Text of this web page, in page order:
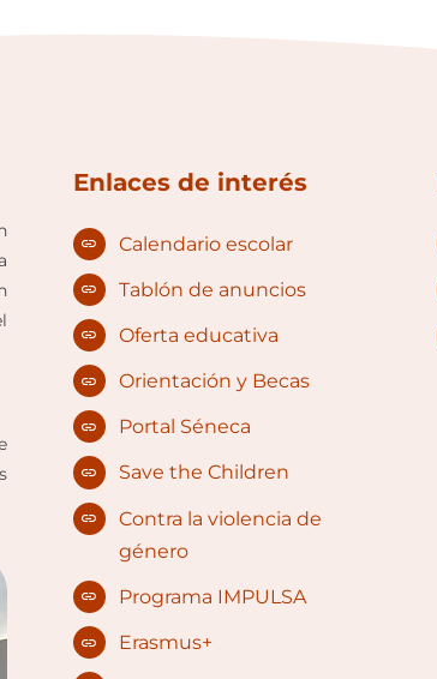
Enlaces de interés
Calendario escolar
Tablón de anuncios
Oferta educativa
Orientación y Becas
Portal Séneca
Save the Children
Contra la violencia de
género
Programa IMPULSA
Erasmus+